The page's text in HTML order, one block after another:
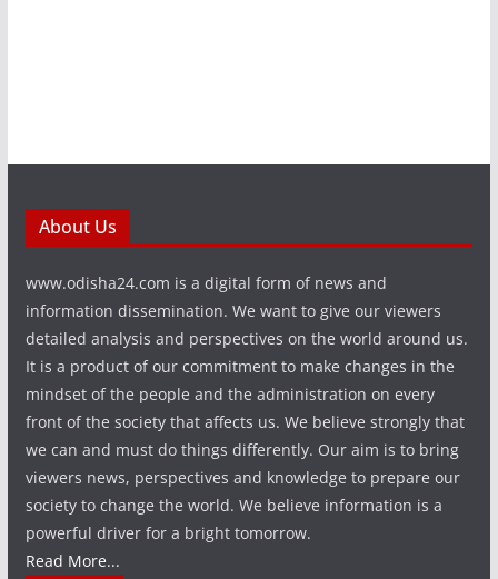
About Us
www.odisha24.com is a digital form of news and
information dissemination. We want to give our viewers
detailed analysis and perspectives on the world around us.
It is a product of our commitment to make changes in the
mindset of the people and the administration on every
front of the society that affects us. We believe strongly that
we can and must do things differently. Our aim is to bring
viewers news, perspectives and knowledge to prepare our
society to change the world. We believe information is a
powerful driver for a bright tomorrow.
Read More...